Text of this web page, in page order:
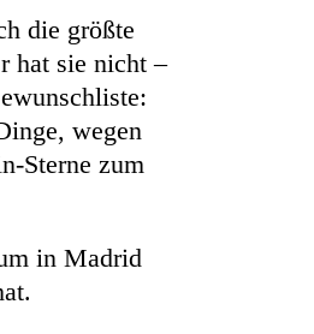
die größte
hat sie nicht –
wegen
Sterne zum
in Madrid